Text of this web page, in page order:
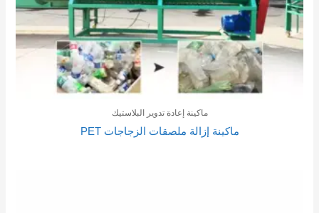
ماكينة إعادة تدوير البلاستيك
ماكينة إزالة ملصقات الزجاجات PET